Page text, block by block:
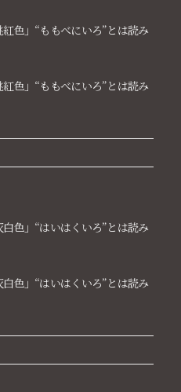
色」“ももべにいろ”とは読み
色」“ももべにいろ”とは読み
色」“はいはくいろ”とは読み
色」“はいはくいろ”とは読み